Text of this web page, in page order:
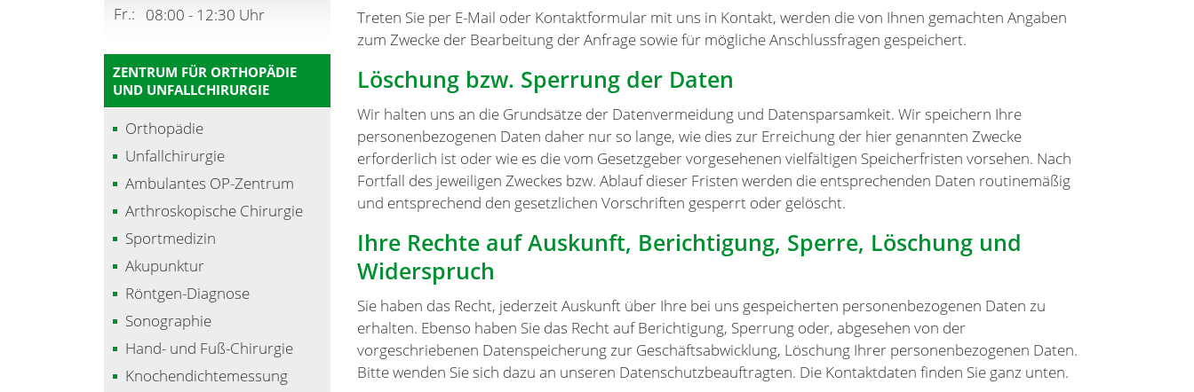
Treten Sie per E-Mail oder Kontaktformular mit uns in Kontakt, werden die von Ihnen gemachten Angaben
zum Zwecke der Bearbeitung der Anfrage sowie für mögliche Anschlussfragen gespeichert.
Löschung bzw. Sperrung der Daten
Wir halten uns an die Grundsätze der Datenvermeidung und Datensparsamkeit. Wir speichern Ihre
personenbezogenen Daten daher nur so lange, wie dies zur Erreichung der hier genannten Zwecke
erforderlich ist oder wie es die vom Gesetzgeber vorgesehenen vielfältigen Speicherfristen vorsehen. Nach
Fortfall des jeweiligen Zweckes bzw. Ablauf dieser Fristen werden die entsprechenden Daten routinemäßig
und entsprechend den gesetzlichen Vorschriften gesperrt oder gelöscht.
Ihre Rechte auf Auskunft, Berichtigung, Sperre, Löschung und
Widerspruch
Sie haben das Recht, jederzeit Auskunft über Ihre bei uns gespeicherten personenbezogenen Daten zu
erhalten. Ebenso haben Sie das Recht auf Berichtigung, Sperrung oder, abgesehen von der
vorgeschriebenen Datenspeicherung zur Geschäftsabwicklung, Löschung Ihrer personenbezogenen Daten.
Bitte wenden Sie sich dazu an unseren Datenschutzbeauftragten. Die Kontaktdaten finden Sie ganz unten.
Fr.:
08:00 - 12:30 Uhr
ZENTRUM FÜR ORTHOPÄDIE
UND UNFALLCHIRURGIE
Orthopädie
Unfallchirurgie
Ambulantes OP-Zentrum
Arthroskopische Chirurgie
Sportmedizin
Akupunktur
Röntgen-Diagnose
Sonographie
Hand- und Fuß-Chirurgie
Knochendichtemessung